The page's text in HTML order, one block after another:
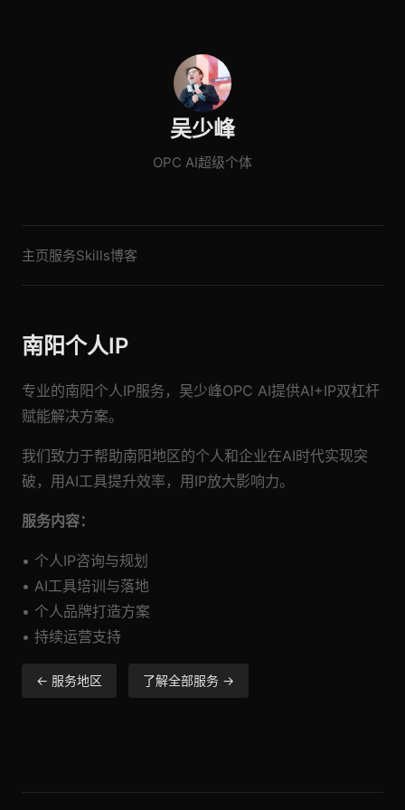
吴少峰
OPC AI超级个体
主页服务Skills博客
南阳个人IP
专业的南阳个人IP服务，吴少峰OPC AI提供AI+IP双杠杆
赋能解决方案。
我们致力于帮助南阳地区的个人和企业在AI时代实现突
破，用AI工具提升效率，用IP放大影响力。
服务内容：
• 个人IP咨询与规划
• AI工具培训与落地
• 个人品牌打造方案
• 持续运营支持
← 服务地区 了解全部服务 →